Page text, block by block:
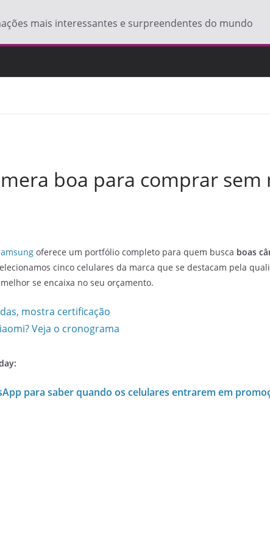
mais interessantes e surpreendentes do mundo
boa para comprar sem
oferece um portfólio completo para quem busca boas
cinco celulares da marca que se destacam pela
se encaixa no seu orçamento.
mostra certificação
Veja o cronograma
para saber quando os celulares entrarem em